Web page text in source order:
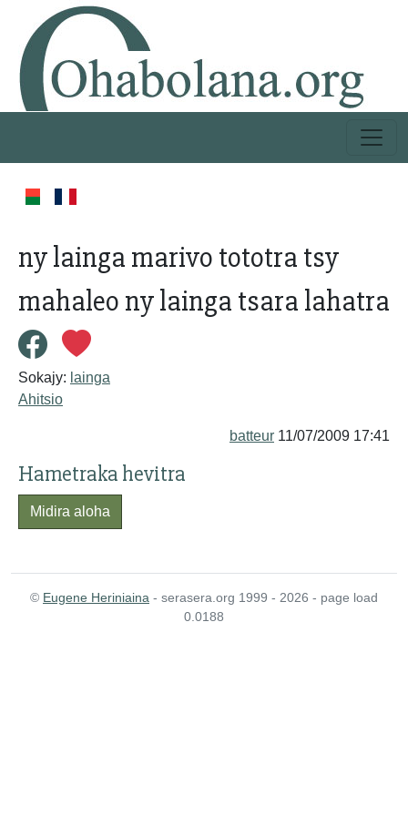
ny lainga marivo tototra tsy
mahaleo ny lainga tsara lahatra
Sokajy: lainga
Ahitsio
batteur 11/07/2009 17:41
Hametraka hevitra
Midira aloha
© Eugene Heriniaina - serasera.org 1999 - 2026 - page load
0.0188